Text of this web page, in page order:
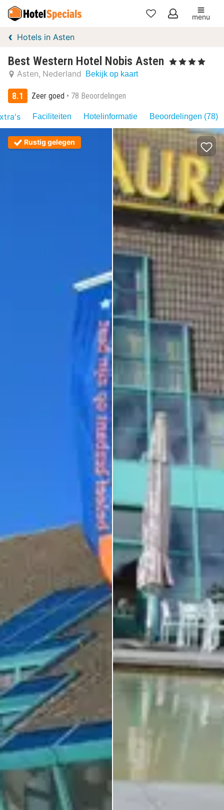
Mijn
menu
Hotels in Asten
Best Western Hotel Nobis Asten , 4 Sterren
Asten Nederland Bekijk op kaart
8.1 Zeer goed 78 Beoordelingen
Faciliteiten Hotelinformatie Beoordelingen (78)
Rustig gelegen